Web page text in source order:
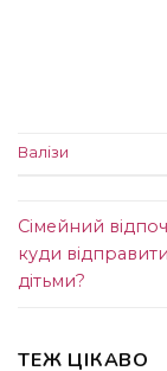
Валізи
Сімейний
куди
дітьми?
ТЕЖ ЦІКАВО